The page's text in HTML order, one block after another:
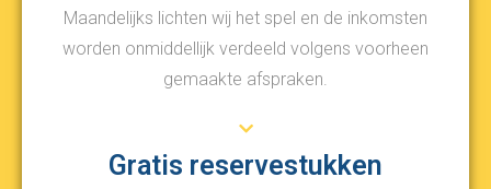
Maandelijks lichten wij het spel en de inkomsten
worden onmiddellijk verdeeld volgens voorheen
gemaakte afspraken.
Gratis reservestukken